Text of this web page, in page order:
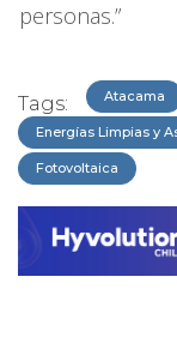
personas.”
Tags: Atacama
Energías Limpias y
Fotovoltaica